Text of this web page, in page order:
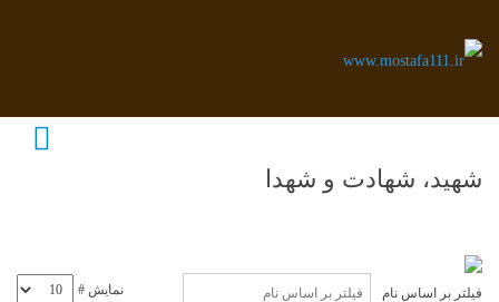
شهید، شهادت و شهدا
فیلتر بر اساس نام نمایش #